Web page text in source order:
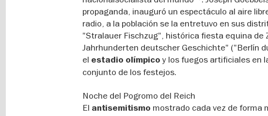
propaganda, inauguró un espectáculo al aire
radio, a la población se la entretuvo en sus
"Stralauer Fischzug", histórica fiesta equina de
Jahrhunderten deutscher Geschichte" ("Berlín
el estadio olímpico y los fuegos artificiales en
conjunto de los festejos.
Noche del Pogromo del Reich
El antisemitismo mostrado cada vez de forma